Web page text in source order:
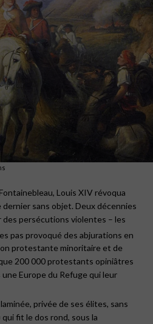
Louis XIV révoqua
dernier sans objet. Deux décennies
des persécutions violentes – les
pas provoqué des abjurations en
protestante minoritaire et de
200 000 protestants opiniâtres
une Europe du Refuge qui leur
privée de ses élites, sans
fit le dos rond, sous la